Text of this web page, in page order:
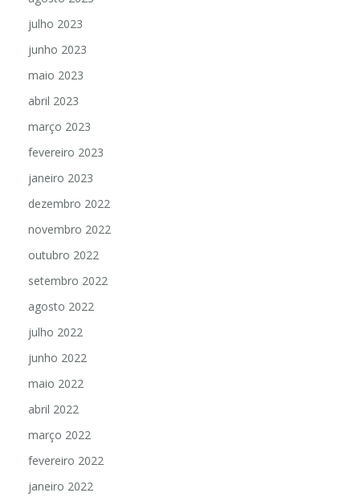
julho 2023
junho 2023
maio 2023
abril 2023
março 2023
fevereiro 2023
janeiro 2023
dezembro 2022
novembro 2022
outubro 2022
setembro 2022
agosto 2022
julho 2022
junho 2022
maio 2022
abril 2022
março 2022
fevereiro 2022
janeiro 2022